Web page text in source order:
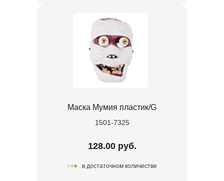
Маска Мумия пластик/G
1501-7325
128.00 руб.
в достаточном количестве